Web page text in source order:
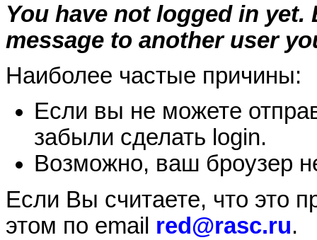
You have not logged in
message to another user
Наиболее частые причины:
Если вы не можете
забыли сделать login.
Возможно, ваш броузер
Если Вы считаете, что это
этом по email red@rasc.ru.